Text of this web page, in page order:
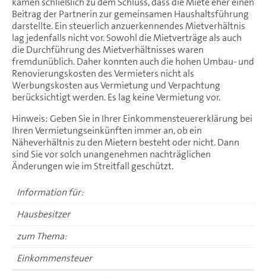
Beitrag der Partnerin zur gemeinsamen Haushaltsführung
darstellte. Ein steuerlich anzuerkennendes Mietverhältnis
lag jedenfalls nicht vor. Sowohl die Mietverträge als auch
die Durchführung des Mietverhältnisses waren
fremdunüblich. Daher konnten auch die hohen Umbau- und
Renovierungskosten des Vermieters nicht als
Werbungskosten aus Vermietung und Verpachtung
berücksichtigt werden. Es lag keine Vermietung vor.
Hinweis: Geben Sie in Ihrer Einkommensteuererklärung bei
Ihren Vermietungseinkünften immer an, ob ein
Näheverhältnis zu den Mietern besteht oder nicht. Dann
sind Sie vor solch unangenehmen nachträglichen
Änderungen wie im Streitfall geschützt.
Information für:
Hausbesitzer
zum Thema:
Einkommensteuer